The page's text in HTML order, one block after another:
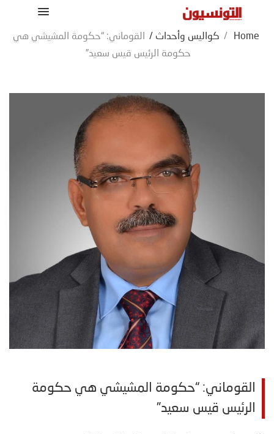
Home
/ كواليس وأحداث /
القوماني: “حكومة المشيشي هي
حكومة الرئيس قيس سعيد”
القوماني: “حكومة المشيشي هي حكومة
الرئيس قيس سعيد”